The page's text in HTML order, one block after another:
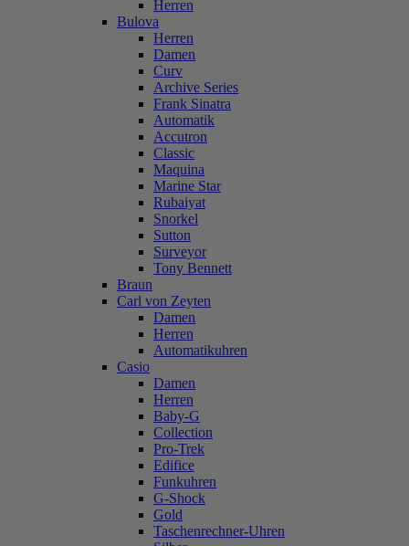
Herren
Bulova
Herren
Damen
Curv
Archive Series
Frank Sinatra
Automatik
Accutron
Classic
Maquina
Marine Star
Rubaiyat
Snorkel
Sutton
Surveyor
Tony Bennett
Braun
Carl von Zeyten
Damen
Herren
Automatikuhren
Casio
Damen
Herren
Baby-G
Collection
Pro-Trek
Edifice
Funkuhren
G-Shock
Gold
Taschenrechner-Uhren